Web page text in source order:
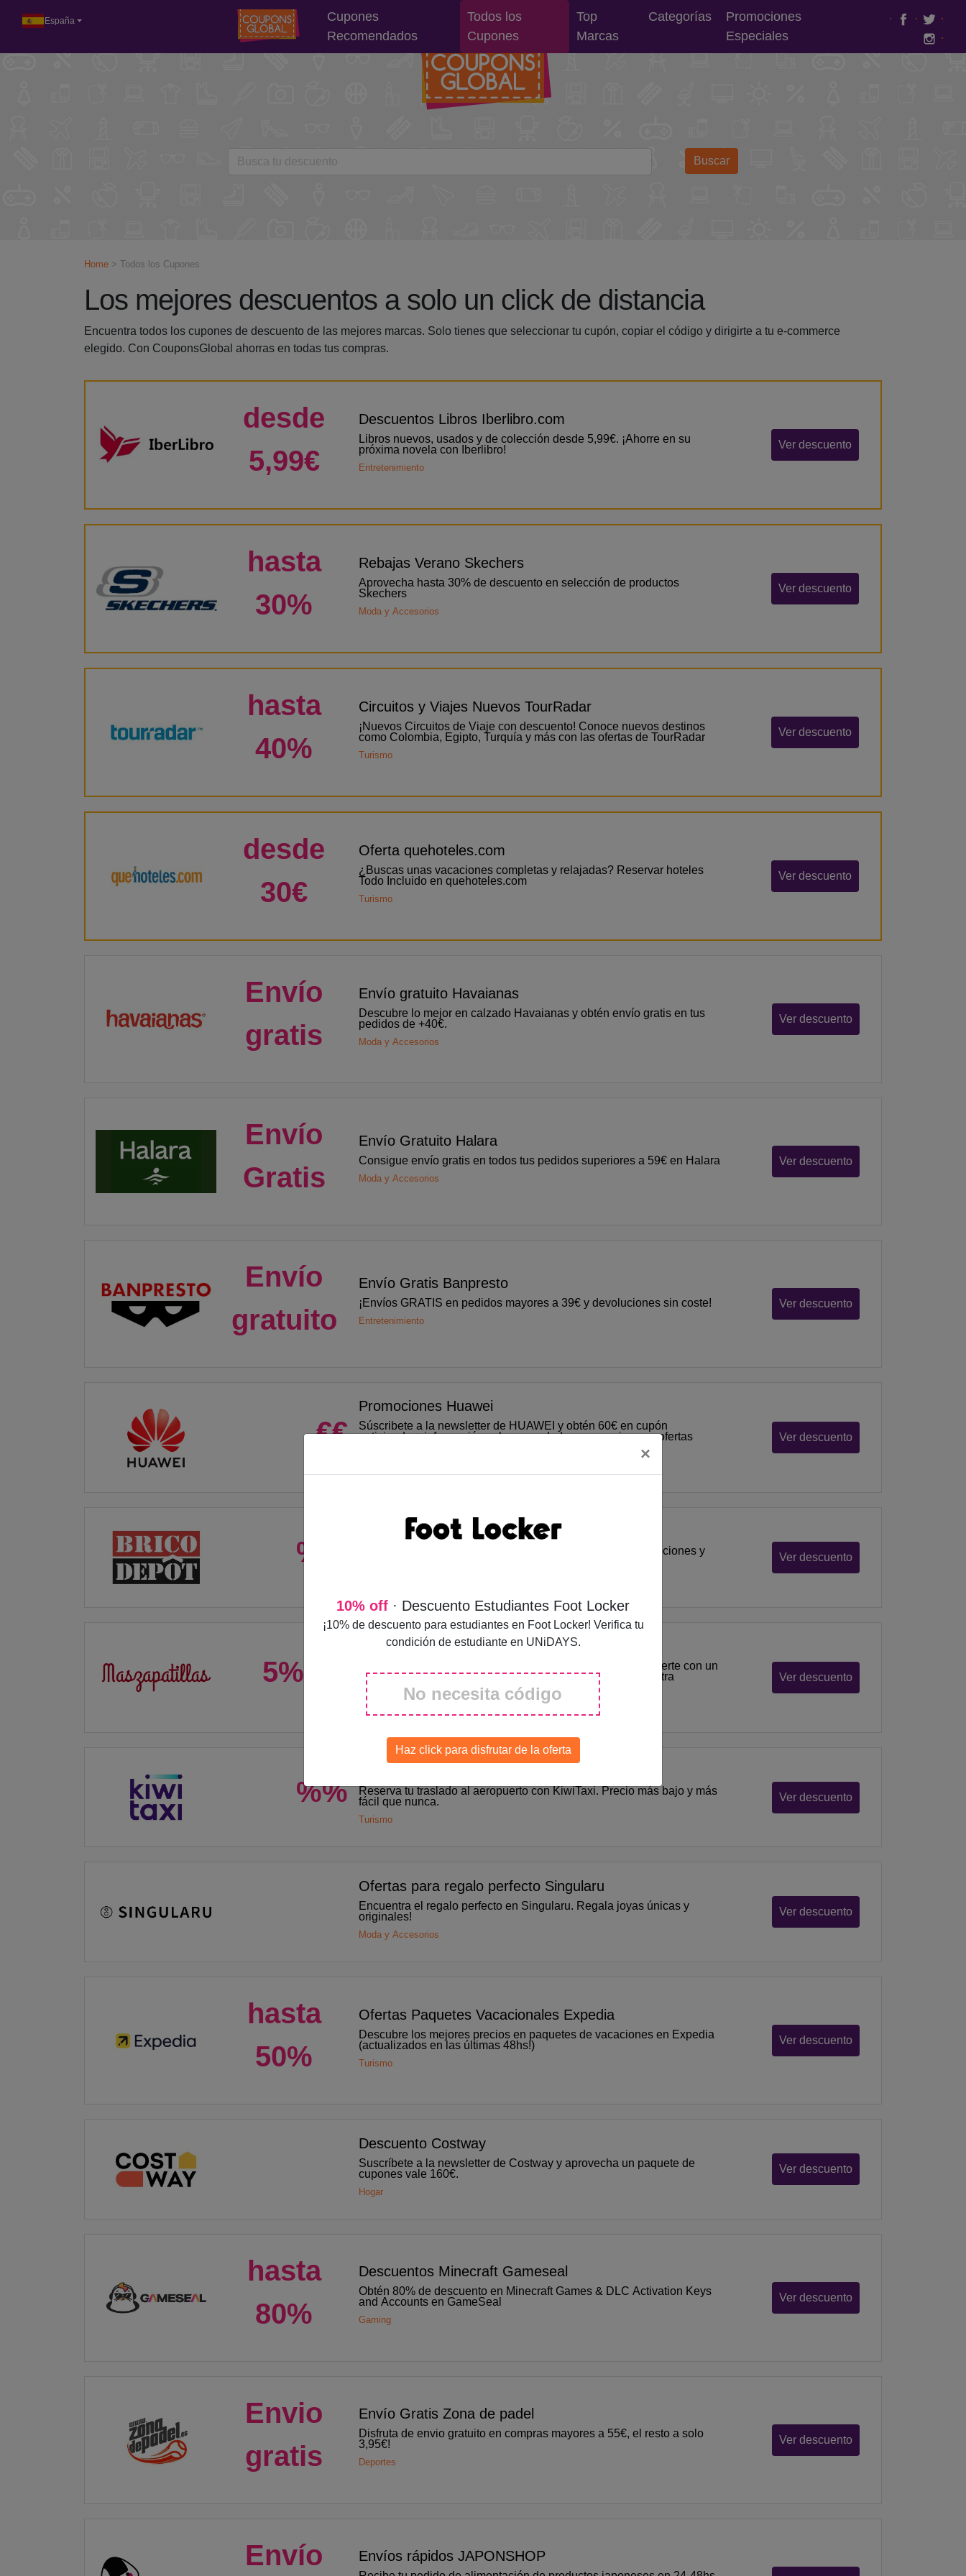
España
Cupones
Recomendados
Todos los
Cupones
Top
Marcas
Categorías
Promociones
Especiales
· ·
·
·
Buscar
Home > Todos los Cupones
Los mejores descuentos a solo un click de distancia
Encuentra todos los cupones de descuento de las mejores marcas. Solo tienes que seleccionar tu cupón, copiar el código y dirigirte a tu e-commerce
elegido. Con CouponsGlobal ahorras en todas tus compras.
desde
5,99€
Descuentos Libros Iberlibro.com
Libros nuevos, usados y de colección desde 5,99€. ¡Ahorre en su
próxima novela con Iberlibro!
Entretenimiento
Ver descuento
hasta
30%
Rebajas Verano Skechers
Aprovecha hasta 30% de descuento en selección de productos
Skechers
Moda y Accesorios
Ver descuento
hasta
40%
Circuitos y Viajes Nuevos TourRadar
¡Nuevos Circuitos de Viaje con descuento! Conoce nuevos destinos
como Colombia, Egipto, Turquía y más con las ofertas de TourRadar
Turismo
Ver descuento
desde
30€
Oferta quehoteles.com
¿Buscas unas vacaciones completas y relajadas? Reservar hoteles
Todo Incluido en quehoteles.com
Turismo
Ver descuento
Envío
gratis
Envío gratuito Havaianas
Descubre lo mejor en calzado Havaianas y obtén envío gratis en tus
pedidos de +40€.
Moda y Accesorios
Ver descuento
Envío
Gratis
Envío Gratuito Halara
Consigue envío gratis en todos tus pedidos superiores a 59€ en Halara
Moda y Accesorios
Ver descuento
Envío
gratuito
Envío Gratis Banpresto
¡Envíos GRATIS en pedidos mayores a 39€ y devoluciones sin coste!
Entretenimiento
Ver descuento
€€
Promociones Huawei
Súscribete a la newsletter de HUAWEI y obtén 60€ en cupón
anticipado + información sobre novedades, promociones y ofertas
Ver descuento
%%
Ofertas Renovación Brico Depot
¿Buscando renovar tu hogar? Encuentra las mejores promociones y
Ver descuento
5% off
Descuento MasZapatillas
Suscríbete a la newsletter de MasZapatillas y ¿Quieres hacerte con un
5% de descuento en tu próxima compra? Suscríbete a nuestra
newsletter y consigue un 5% de descuento al momento.
Moda y Accesorios
Ver descuento
%%
Reserva tu traslado al aeropuerto con KiwiTaxi. Precio más bajo y más
fácil que nunca.
Turismo
Ver descuento
Ofertas para regalo perfecto Singularu
Encuentra el regalo perfecto en Singularu. Regala joyas únicas y
originales!
Moda y Accesorios
Ver descuento
hasta
50%
Ofertas Paquetes Vacacionales Expedia
Descubre los mejores precios en paquetes de vacaciones en Expedia
(actualizados en las últimas 48hs!)
Turismo
Ver descuento
Descuento Costway
Suscríbete a la newsletter de Costway y aprovecha un paquete de
cupones vale 160€.
Hogar
Ver descuento
hasta
80%
Descuentos Minecraft Gameseal
Obtén 80% de descuento en Minecraft Games & DLC Activation Keys
and Accounts en GameSeal
Gaming
Ver descuento
Envio
gratis
Envío Gratis Zona de padel
Disfruta de envio gratuito en compras mayores a 55€, el resto a solo
3,95€!
Deportes
Ver descuento
Envío Envíos rápidos JAPONSHOP
×
10% off · Descuento Estudiantes Foot Locker
¡10% de descuento para estudiantes en Foot Locker! Verifica tu
condición de estudiante en UNiDAYS.
No necesita código
Haz click para disfrutar de la oferta